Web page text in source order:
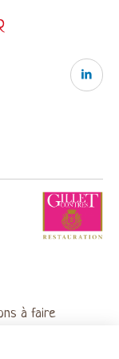
à faire